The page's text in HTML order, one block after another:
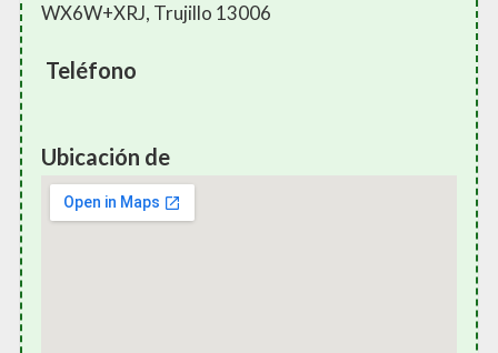
WX6W+XRJ, Trujillo 13006
Teléfono
Ubicación de